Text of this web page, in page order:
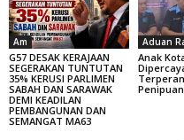
Am
G57 DESAK KERAJAAN
SEGERAKAN TUNTUTAN
35% KERUSI PARLIMEN
SABAH DAN SARAWAK
DEMI KEADILAN
PEMBANGUNAN DAN
SEMANGAT MA63
Aduan
Anak